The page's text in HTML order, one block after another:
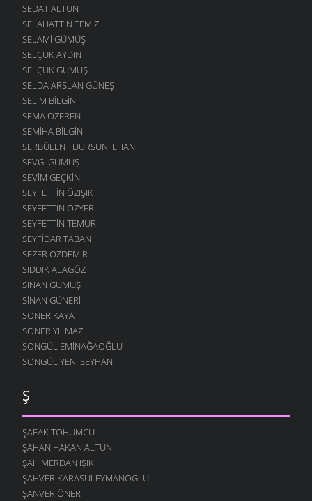
SEDAT ALTUN
SELAHATTIN TEMIZ
SELAMI GÜMÜŞ
SELÇUK AYDIN
SELÇUK GÜMÜŞ
SELDA ARSLAN GÜNEŞ
SELIM BILGIN
SEMA ÖZEREN
SEMIHA BILGIN
SERBÜLENT DURSUN İLHAN
SEVGI GÜMÜŞ
SEVIM GEÇKIN
SEYFETTIN ÖZIŞIK
SEYFETTIN ÖZYER
SEYFETTIN TEMUR
SEYFIDAR TABAN
SEZER ÖZDEMIR
SIDDIK ALAGÖZ
SINAN GÜMÜŞ
SINAN GÜNERI
SONER KAYA
SONER YILMAZ
SONGÜL EMINAĞAOĞLU
SONGÜL YENI SEYHAN
Ş
ŞAFAK TOHUMCU
ŞAHAN HAKAN ALTUN
ŞAHIMERDAN IŞIK
ŞAHVER KARASULEYMANOGLU
ŞANVER ÖNER